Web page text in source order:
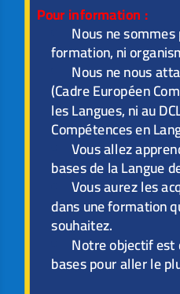
Pour information :
Nous ne
formation, ni
Nous ne nous
(Cadre Européen
les Langues, ni au
Compétences en
Vous allez
bases de la Langue
Vous aurez les
dans une formation
souhaitez.
Notre objectif
bases pour aller le